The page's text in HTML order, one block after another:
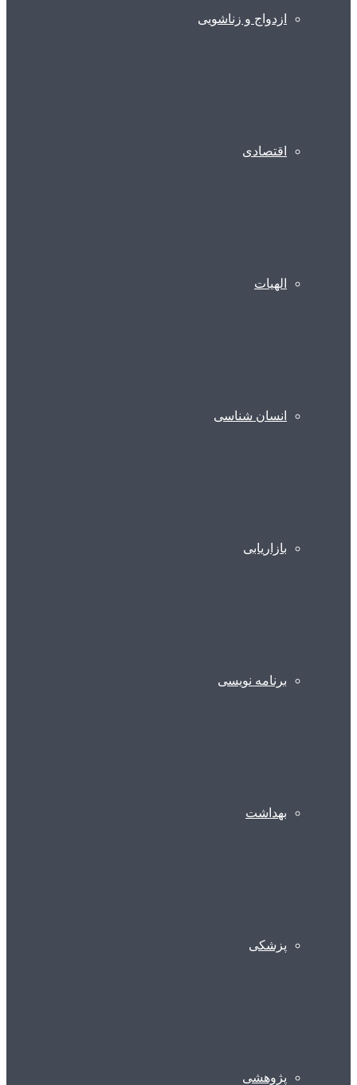
ازدواج و زناشویی
اقتصادی
الهیات
انسان شناسی
بازاریابی
برنامه نویسی
بهداشت
پزشکی
پژوهشی